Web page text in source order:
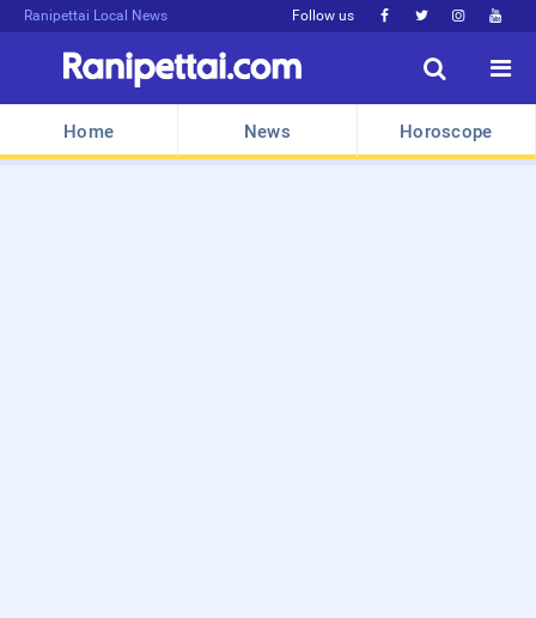
Ranipettai Local News Follow us    


Home News Horoscope